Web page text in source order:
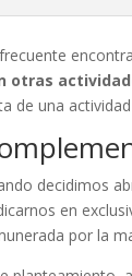
otras
de una
decidimos
en
por la